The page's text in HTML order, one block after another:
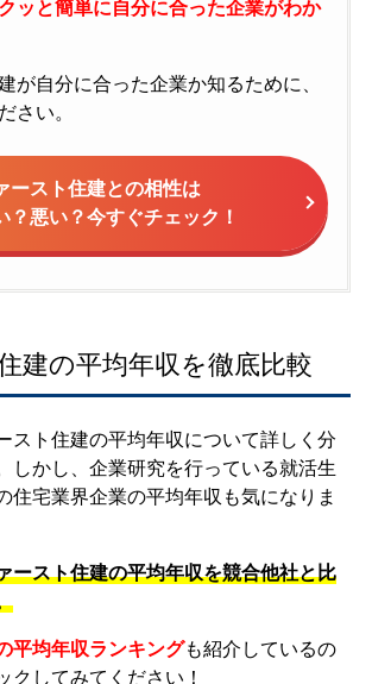
ッと簡単に自分に合った企業がわか
が自分に合った企業か知るために、
さい。
ースト住建との相性は
？悪い？今すぐチェック！
建の平均年収を徹底比較
スト住建の平均年収について詳しく分
しかし、企業研究を行っている就活生
住宅業界企業の平均年収も気になりま
ースト住建の平均年収を競合他社と比
平均年収ランキングも紹介しているの
クしてみてください！